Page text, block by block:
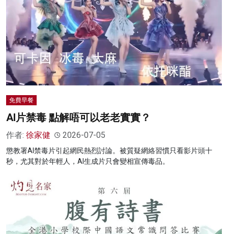
免費早餐
AI片禁毒 點解唔可以老老實實？
作者: 徐家健 2026-07-05
懲教署AI禁毒片引起網民熱烈討論。被質疑網絡習慣只看影片頭十
秒，尤其對於年輕人，AI生成片只會變相宣傳毒品。